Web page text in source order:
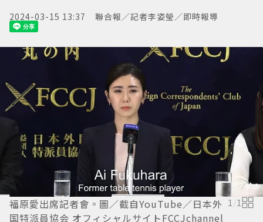
2024-03-15 13:37 聯合報／記者李姿瑩／即時報導
福原愛出席記者會。圖／截自YouTube／日本外
国特派員協会 オフィシャルサイトFCCJchannel
1/1